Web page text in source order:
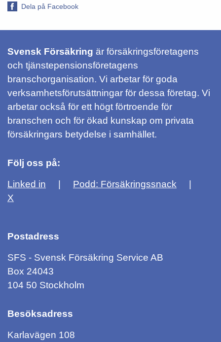
Dela på Facebook
Svensk Försäkring är försäkringsföretagens
och tjänstepensionsföretagens
branschorganisation. Vi arbetar för goda
verksamhetsförutsättningar för dessa företag. Vi
arbetar också för ett högt förtroende för
branschen och för ökad kunskap om privata
försäkringars betydelse i samhället.
Följ oss på:
Linked in
Podd: Försäkringssnack
X
Postadress
SFS - Svensk Försäkring Service AB
Box 24043
104 50 Stockholm
Besöksadress
Karlavägen 108